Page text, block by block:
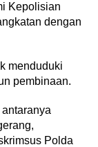
Kepolisian
dengan
menduduki
pembinaan.
Polda